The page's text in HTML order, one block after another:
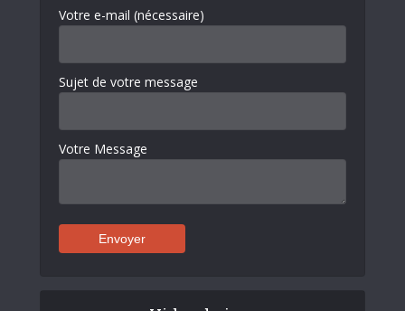
Votre e-mail (nécessaire)
Sujet de votre message
Votre Message